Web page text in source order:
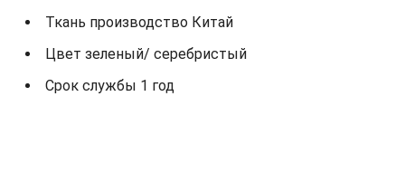
Ткань производство Китай
Цвет зеленый/ серебристый
Срок службы 1 год